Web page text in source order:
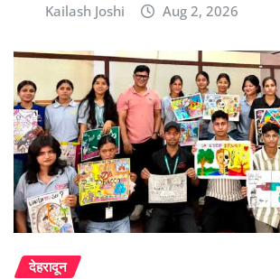
Kailash Joshi Aug 2, 2026
देहरादून